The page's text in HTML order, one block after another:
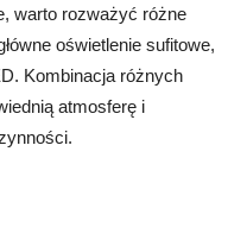
warto rozważyć różne
oświetlenie sufitowe,
Kombinacja różnych
atmosferę i